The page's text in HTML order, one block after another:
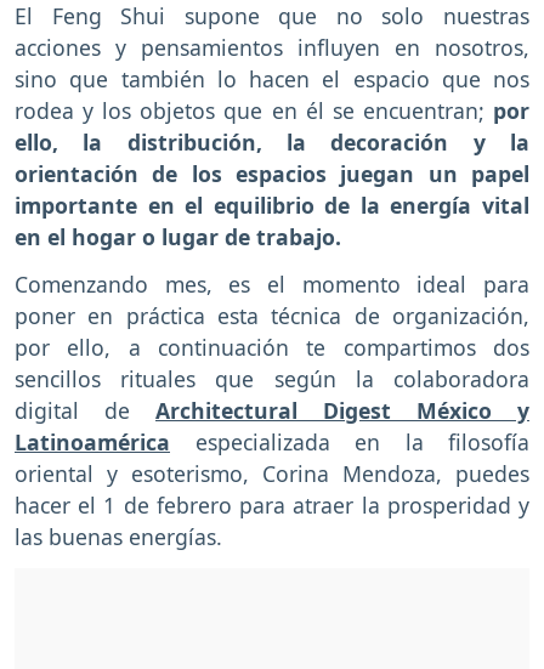
El Feng Shui supone que no solo nuestras
acciones y pensamientos influyen en nosotros,
sino que también lo hacen el espacio que nos
rodea y los objetos que en él se encuentran; por
ello, la distribución, la decoración y la
orientación de los espacios juegan un papel
importante en el equilibrio de la energía vital
en el hogar o lugar de trabajo.
Comenzando mes, es el momento ideal para
poner en práctica esta técnica de organización,
por ello, a continuación te compartimos dos
sencillos rituales que según la colaboradora
digital de Architectural Digest México y
Latinoamérica especializada en la filosofía
oriental y esoterismo, Corina Mendoza, puedes
hacer el 1 de febrero para atraer la prosperidad y
las buenas energías.